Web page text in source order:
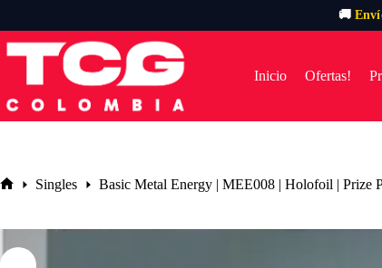
🚚
al
Inicio Ofertas!
Singles Basic Metal Energy | MEE008 | Holofoil | Prize